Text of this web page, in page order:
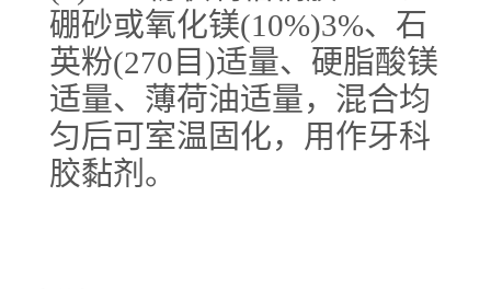
硼砂或氧化镁(10%)3%、石
英粉(270目)适量、硬脂酸镁
适量、薄荷油适量，混合均
匀后可室温固化，用作牙科
胶黏剂。